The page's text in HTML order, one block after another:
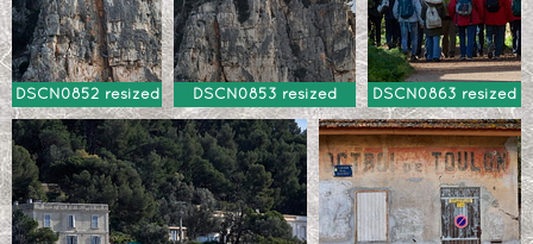
DSCN0852 resized DSCN0853 resized DSCN0863 resized